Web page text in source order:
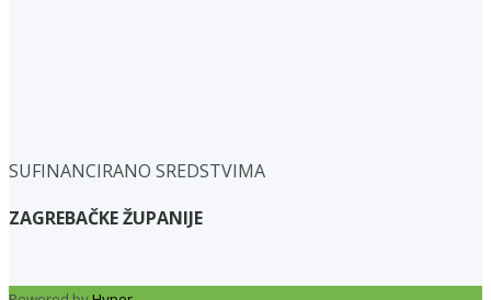
SUFINANCIRANO SREDSTVIMA
ZAGREBAČKE ŽUPANIJE